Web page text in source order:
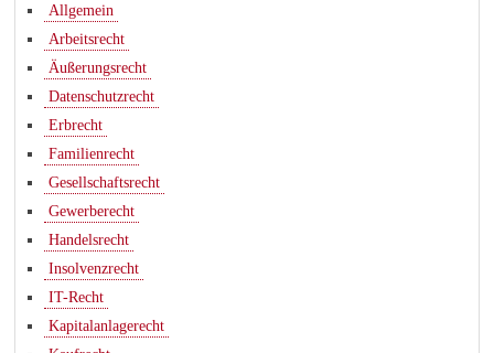
Allgemein
Arbeitsrecht
Äußerungsrecht
Datenschutzrecht
Erbrecht
Familienrecht
Gesellschaftsrecht
Gewerberecht
Handelsrecht
Insolvenzrecht
IT-Recht
Kapitalanlagerecht